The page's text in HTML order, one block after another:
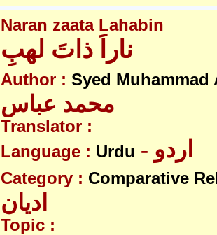
Naran zaata Lahabin
ناراَ ذاتَ لھبِ
Author : Syed Muhammad
محمد عباس
Translator :
Language : Urdu - اردو
Category : Comparative
ادیان
Topic :